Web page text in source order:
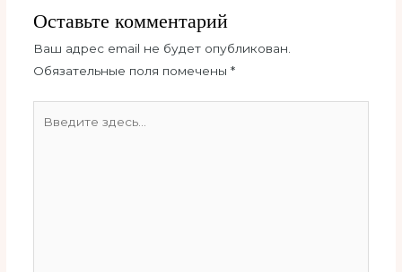
Оставьте комментарий
Ваш адрес email не будет опубликован.
Обязательные поля помечены *